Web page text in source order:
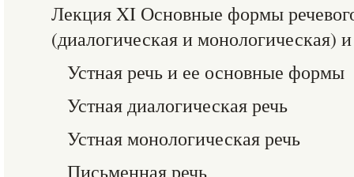
Лекция XI Основные формы
(диалогическая и монологическая)
Устная речь и ее основные формы
Устная диалогическая речь
Устная монологическая речь
Письменная речь